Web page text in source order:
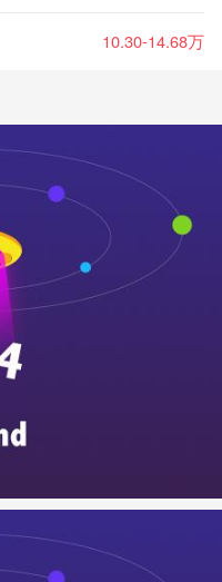
10.30-14.68万